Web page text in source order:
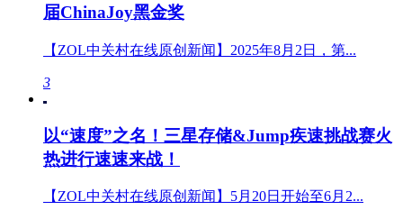
届ChinaJoy黑金奖
【ZOL中关村在线原创新闻】2025年8月2日，第...
3
以“速度”之名！三星存储&Jump疾速挑战赛火
热进行速速来战！
【ZOL中关村在线原创新闻】5月20日开始至6月2...